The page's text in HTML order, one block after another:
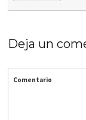
Deja un
Comentario